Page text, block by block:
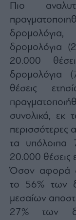
agree
our
Terms
and
Privacy
Notice.
You
can
opt
out
at
any
time.
This
is
protected
reCAPTCHA
the
Google
Privacy
Policy
and
Terms
Service
Πιο
δρομολόγια
20.000
δρομολόγια
θέσεις
συνολικά, εκ
περισσότερες
τα υπόλοιπα
20.000 θέσεις
Όσον αφορά
το 56% των
μεσαίων
27% των